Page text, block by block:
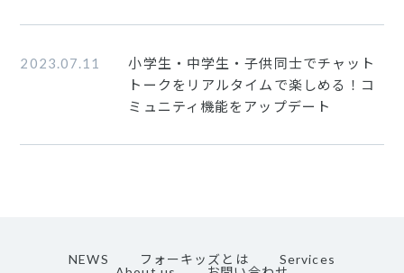
2023.07.11
小学生・中学生・子供同士でチャット
トークをリアルタイムで楽しめる！コ
ミュニティ機能をアップデート
NEWS フォーキッズとは
Services